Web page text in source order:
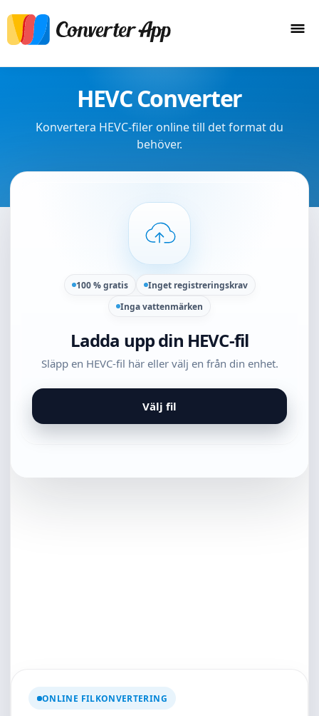
HEVC Converter
Konvertera HEVC-filer online till det format du
behöver.
100 % gratis
Inget registreringskrav
Inga vattenmärken
Ladda upp din HEVC-fil
Släpp en HEVC-fil här eller välj en från din enhet.
Välj fil
ONLINE FILKONVERTERING